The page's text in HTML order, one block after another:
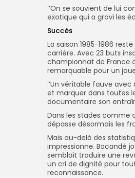
‘’On se souvient de lui
exotique qui a gravi les
Succès
La saison 1985-1986
carrière. Avec 23 buts
championnat de France
remarquable pour un
‘’Un véritable fauve
et marquer dans toutes
documentaire son
Dans les stades comme
dépasse désormais les
Mais au-delà des
impressionne. Bocandé
semblait traduire une
un cri de dignité pour
reconnaissance.